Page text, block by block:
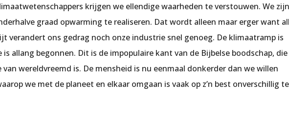
krijgen we ellendige waarheden te verstouwen. We zijn
graad opwarming te realiseren. Dat wordt alleen maar erger want
verandert ons gedrag noch onze industrie snel genoeg. De klimaatramp is
is allang begonnen. Dit is de impopulaire kant van de Bijbelse boodschap, die
wereldvreemd is. De mensheid is nu eenmaal donkerder dan we willen
we met de planeet en elkaar omgaan is vaak op z’n best onverschillig te